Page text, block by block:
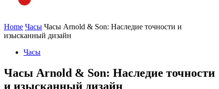
Home Часы Часы Arnold & Son: Наследие точности и
изысканный дизайн
Часы
Часы Arnold & Son: Наследие точности
и изысканный дизайн